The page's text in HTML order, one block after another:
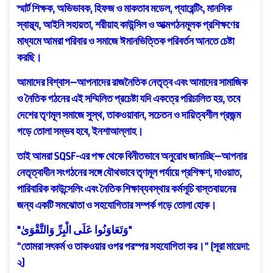
স্মার্ট শিক্ষক, অভিভাবক, হিফজ ও মাকতাব মডেল, প্যারেন্টিং, মানসিক
স্বাস্থ্য, আইনি সহায়তা, শরীয়াহ কাউন্সিল ও আত্মগঠনমূলক প্রশিক্ষণের
মাধ্যমে আমরা পরিবার ও সমাজে ঈমানভিত্তিক পরিবর্তন আনতে চেষ্টা
করছি।
আমাদের বিশ্বাস—আপনাদের রাজনৈতিক নেতৃত্ব এবং আমাদের সামাজিক
ও নৈতিক গঠনের এই সম্মিলিত প্রচেষ্টা যদি একত্রে পরিচালিত হয়, তবে
দেশের তৃণমূল সমাজে সুস্থ, তাকওয়াবান, সচেতন ও দায়িত্বশীল প্রজন্ম
গড়ে তোলা সম্ভব হবে, ইনশাআল্লাহ।
তাই আমরা SQSF-এর পক্ষ থেকে বিনীতভাবে অনুরোধ জানাচ্ছি—আপনার
নেতৃত্বাধীন সংগঠনের সঙ্গে যৌথভাবে তৃণমূল পর্যায়ে প্রশিক্ষণ, দাওয়াত,
পারিবারিক কাউন্সেলিং এবং নৈতিক শিক্ষাব্যবস্থার কর্মসূচি বাস্তবায়নের
জন্য একটি সমঝোতা ও সহযোগিতার সম্পর্ক গড়ে তোলা হোক।
"وَتَعَاوَنُوا عَلَى الْبِرِّ وَالتَّقْوَىٰ"
“তোমরা সৎকর্ম ও তাকওয়ার ওপর পরস্পর সহযোগিতা কর।” (সূরা মায়েদা:
২)